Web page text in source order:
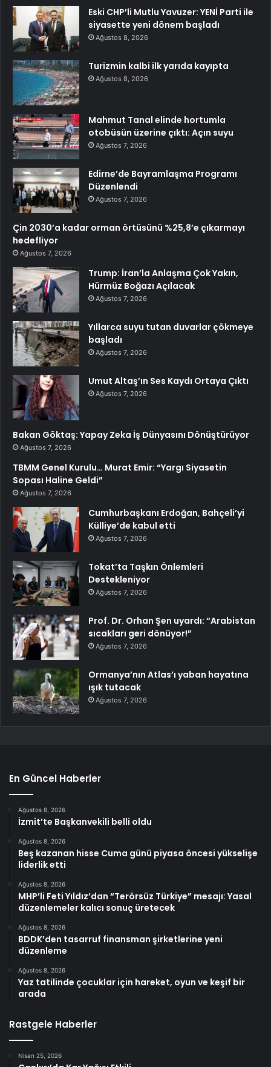
Eski CHP’li Mutlu Yavuzer: YENİ Parti ile
siyasette yeni dönem başladı
Ağustos 8, 2026
Turizmin kalbi ilk yarıda kayıpta
Ağustos 8, 2026
Mahmut Tanal elinde hortumla
otobüsün üzerine çıktı: Açın suyu
Ağustos 7, 2026
Edirne’de Bayramlaşma Programı
Düzenlendi
Ağustos 7, 2026
Çin 2030’a kadar orman örtüsünü %25,8’e çıkarmayı
hedefliyor
Ağustos 7, 2026
Trump: İran’la Anlaşma Çok Yakın,
Hürmüz Boğazı Açılacak
Ağustos 7, 2026
Yıllarca suyu tutan duvarlar çökmeye
başladı
Ağustos 7, 2026
Umut Altaş’ın Ses Kaydı Ortaya Çıktı
Ağustos 7, 2026
Bakan Göktaş: Yapay Zeka İş Dünyasını Dönüştürüyor
Ağustos 7, 2026
TBMM Genel Kurulu… Murat Emir: “Yargı Siyasetin
Sopası Haline Geldi”
Ağustos 7, 2026
Cumhurbaşkanı Erdoğan, Bahçeli’yi
Külliye’de kabul etti
Ağustos 7, 2026
Tokat’ta Taşkın Önlemleri
Destekleniyor
Ağustos 7, 2026
Prof. Dr. Orhan Şen uyardı: “Arabistan
sıcakları geri dönüyor!”
Ağustos 7, 2026
Ormanya’nın Atlas’ı yaban hayatına
ışık tutacak
Ağustos 7, 2026
En Güncel Haberler
Ağustos 8, 2026
İzmit’te Başkanvekili belli oldu
Ağustos 8, 2026
Beş kazanan hisse Cuma günü piyasa öncesi yükselişe
liderlik etti
Ağustos 8, 2026
MHP’li Feti Yıldız’dan “Terörsüz Türkiye” mesajı: Yasal
düzenlemeler kalıcı sonuç üretecek
Ağustos 8, 2026
BDDK’den tasarruf finansman şirketlerine yeni
düzenleme
Ağustos 8, 2026
Yaz tatilinde çocuklar için hareket, oyun ve keşif bir
arada
Rastgele Haberler
Nisan 25, 2026